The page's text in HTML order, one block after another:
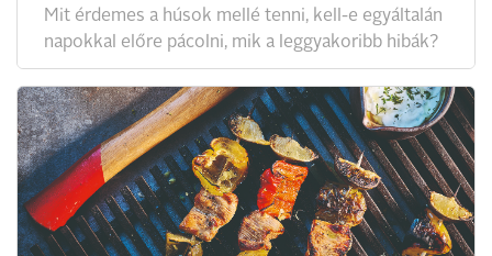
Mit érdemes a húsok mellé tenni, kell-e egyáltalán
napokkal előre pácolni, mik a leggyakoribb hibák?